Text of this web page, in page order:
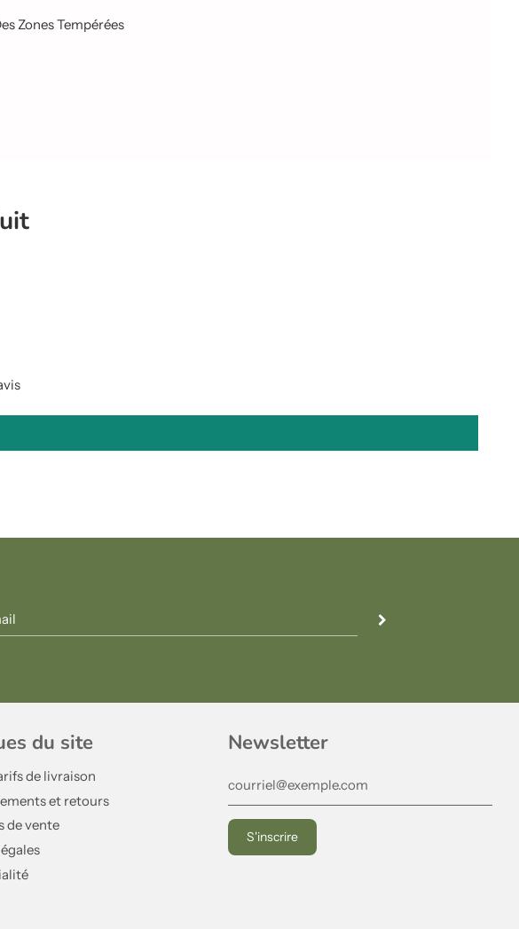
Zones Tempérées
du site
de livraison
et retours
de vente
Newsletter